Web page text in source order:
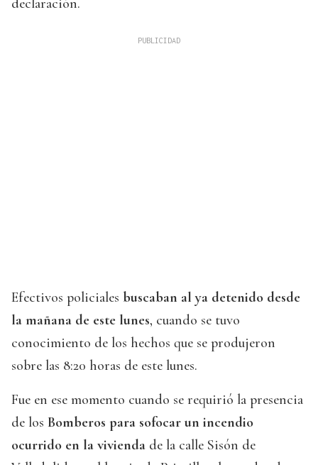
declaración.
Efectivos policiales buscaban al ya detenido desde
la mañana de este lunes, cuando se tuvo
conocimiento de los hechos que se produjeron
sobre las 8:20 horas de este lunes.
Fue en ese momento cuando se requirió la presencia
de los Bomberos para sofocar un incendio
ocurrido en la vivienda de la calle Sisón de